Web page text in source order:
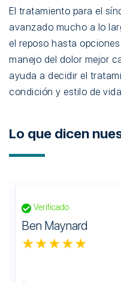
El tratamiento para el
avanzado mucho a lo
el reposo hasta
manejo del dolor mejor
ayuda a decidir el
condición y estilo de vida.
Lo que dicen
Verificado
Ben Maynard
★★★★★